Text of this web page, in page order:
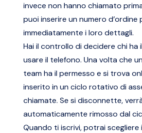
invece non hanno chiamato
puoi inserire un numero d’ordine
immediatamente i loro dettagli.
Hai il controllo di decidere chi ha
usare il telefono. Una volta che
team ha il permesso e si trova
inserito in un ciclo rotativo di
chiamate. Se si disconnette,
automaticamente rimosso dal
Quando ti iscrivi, potrai scegliere